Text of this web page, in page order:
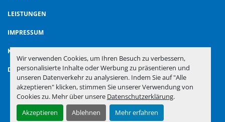
Wir verwenden Cookies, um Ihren Besuch zu verbessern,
personalisierte Inhalte oder Werbung zu präsentieren und
unseren Datenverkehr zu analysieren. Indem Sie auf "Alle
akzeptieren" klicken, stimmen Sie unserer Verwendung von
Cookies zu. Mehr über unsere Datenschutzerklärung.
Akzeptieren
Ablehnen Mehr erfahren
LEISTUNGEN
IMPRESSUM
KONTAKT
DATENSCHUTZ-BESTIMMUNGEN
Cookie-Einstellungen